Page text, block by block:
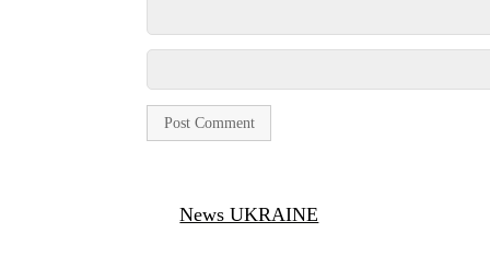
News UKRAINE